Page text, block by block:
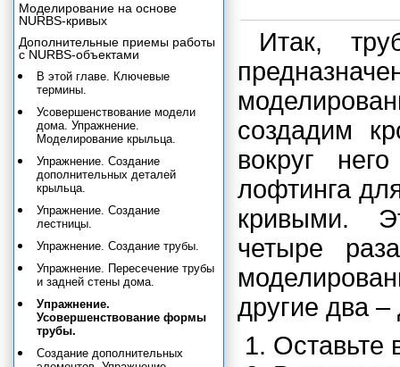
Итак,
создадим
вокруг
лофтинга
кривыми.
четыре
другие два
Оставьте
Моделирование на основе
NURBS-кривых
Дополнительные приемы работы
с NURBS-объектами
В этой главе. Ключевые
термины.
Усовершенствование модели
дома. Упражнение.
Моделирование крыльца.
Упражнение. Создание
дополнительных деталей
крыльца.
Упражнение. Создание
лестницы.
Упражнение. Создание трубы.
Упражнение. Пересечение трубы
и задней стены дома.
Упражнение.
Усовершенствование формы
трубы.
Создание дополнительных